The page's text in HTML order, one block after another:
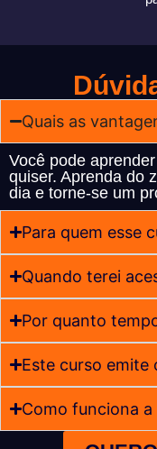
Quais as
Você pode
quiser. Aprenda do
dia e torne-se um
Para quem esse
Quando terei
Por quanto
Este curso emite
Como funciona a